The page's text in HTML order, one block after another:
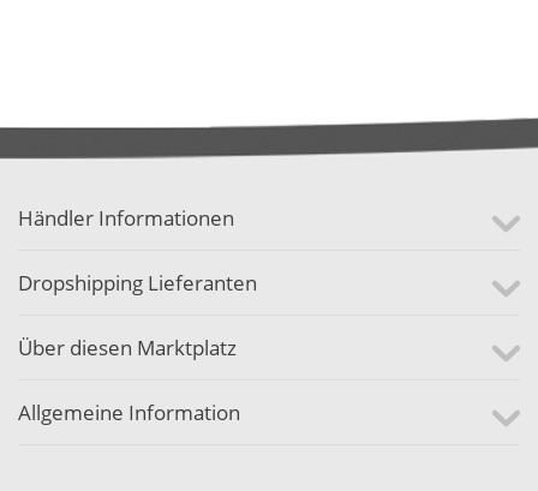
Händler Informationen
Dropshipping Lieferanten
Über diesen Marktplatz
Allgemeine Information